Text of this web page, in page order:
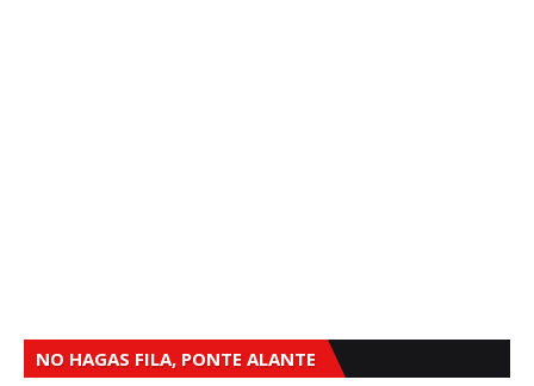
NO HAGAS FILA, PONTE ALANTE